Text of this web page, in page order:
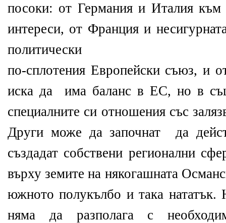
посоки: от Германия и Италия към
интереси, от Франция и
политически
по-сплотения Европейски съюз, и
иска да има баланс в ЕС, но в
специалните си отношения със
Други може да започнат да
създадат собствени регионални
върху земите на някогашната
южното полукълбо и така нататък.
няма да разполага с